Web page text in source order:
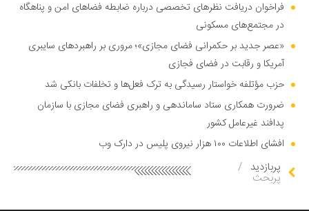
فراخوان دریافت نظر‌های تخصصی درباره ضابطه فضا‌های امن و پناهگاه
در مجتمع‌های مسکونی
«عصر جدید بر حکمرانی فضای مجازی»؛ مروری بر راهبرد‌های سایبری
آمریکا و رقابت در فضای فجازی
حزب مؤتلفه خواستار رسیدگی به ترک فعل‌ها و تخلفات بانکی شد
ضرورت همکاری ستاد ساماندهی و راهبری فضای مجازی با سازمان
پدافند غیرعامل کشور
افشای اطلاعات ۱۰۰ هزار نیروی پلیس در دارک وب
پربازدید /
پربحث